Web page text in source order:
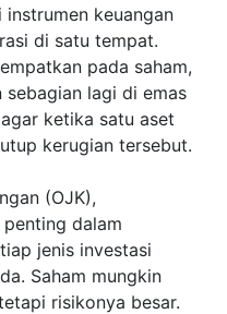
keuangan
di satu tempat.
pada saham,
lagi di emas
ketika satu aset
kerugian tersebut.
(OJK),
dalam
jenis investasi
Saham mungkin
risikonya besar.